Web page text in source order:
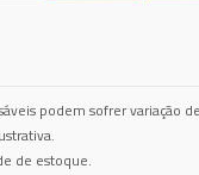
podem sofrer variação
de estoque.